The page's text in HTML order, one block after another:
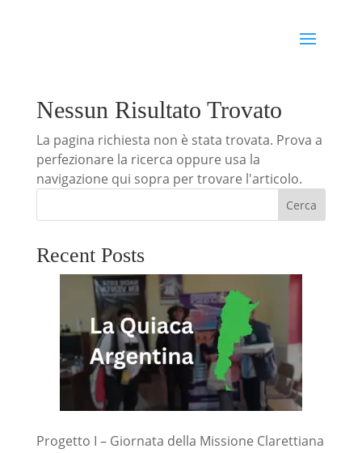
Nessun Risultato Trovato
La pagina richiesta non è stata trovata. Prova a
perfezionare la ricerca oppure usa la
navigazione qui sopra per trovare l'articolo.
Cerca
Recent Posts
Progetto I – Giornata della Missione Clarettiana